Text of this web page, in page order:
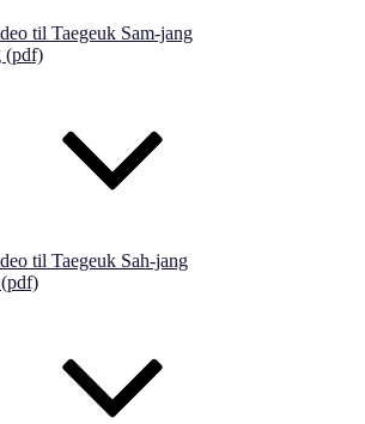
til Taegeuk Sam-jang
(pdf)
til Taegeuk Sah-jang